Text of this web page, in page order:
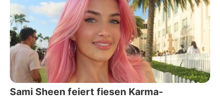
Sami Sheen feiert fiesen Karma-